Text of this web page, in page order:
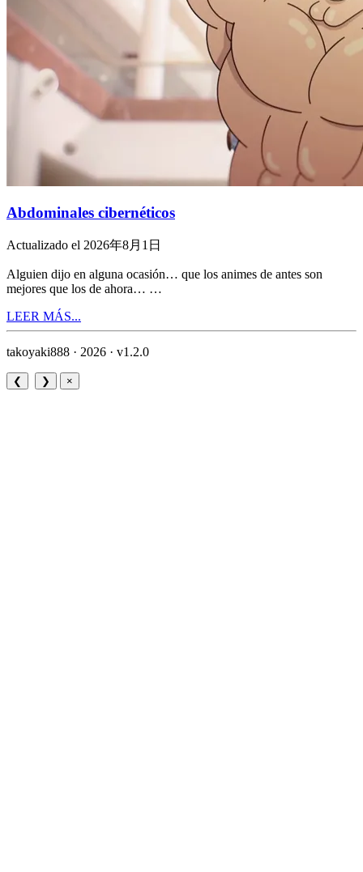
Abdominales cibernéticos
Actualizado el 2026年8月1日
Alguien dijo en alguna ocasión… que los animes de antes son
mejores que los de ahora… …
LEER MÁS...
takoyaki888 · 2026 · v1.2.0
❮ ❯ ×